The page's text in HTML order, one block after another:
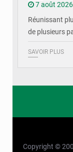
7 août 2026
Réunissant
de plusieurs
SAVOIR PLUS
Copyright ©